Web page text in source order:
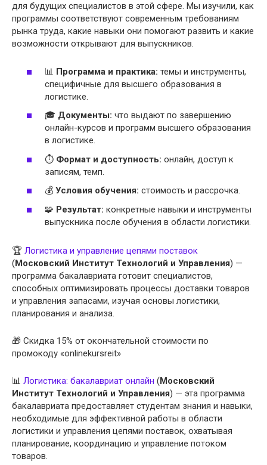
для будущих специалистов в этой сфере. Мы изучили, как
программы соответствуют современным требованиям
рынка труда, какие навыки они помогают развить и какие
возможности открывают для выпускников.
📊 Программа и практика: темы и инструменты,
специфичные для высшего образования в
логистике.
🎓 Документы: что выдают по завершению
онлайн-курсов и программ высшего образования
в логистике.
⏱ Формат и доступность: онлайн, доступ к
записям, темп.
💰 Условия обучения: стоимость и рассрочка.
🧩 Результат: конкретные навыки и инструменты
выпускника после обучения в области логистики.
🏆 Логистика и управление цепями поставок
(Московский Институт Технологий и Управления) —
программа бакалавриата готовит специалистов,
способных оптимизировать процессы доставки товаров
и управления запасами, изучая основы логистики,
планирования и анализа.
🎁 Скидка 15% от окончательной стоимости по
промокоду «onlinekursreit»
📊 Логистика: бакалавриат онлайн (Московский
Институт Технологий и Управления) — эта программа
бакалавриата предоставляет студентам знания и навыки,
необходимые для эффективной работы в области
логистики и управления цепями поставок, охватывая
планирование, координацию и управление потоком
товаров.